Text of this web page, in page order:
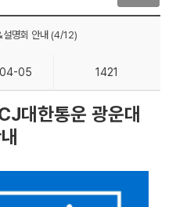
명회 안내 (4/12)
05 1421
운 광운대